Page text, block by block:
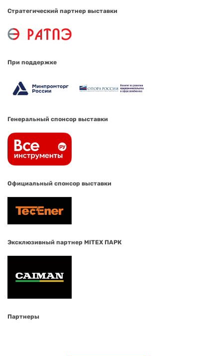
Стратегический партнер выставки
При поддержке
Генеральный спонсор выставки
Официальный спонсор выставки
Эксклюзивный партнер MITEX ПАРК
Партнеры